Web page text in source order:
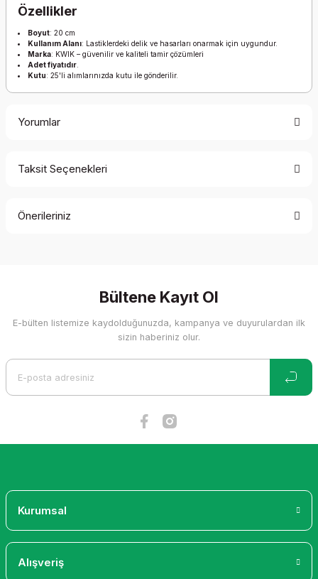
Özellikler
Boyut: 20 cm
Kullanım Alanı: Lastiklerdeki delik ve hasarları onarmak için uygundur.
Marka: KWIK – güvenilir ve kaliteli tamir çözümleri
Adet fiyatıdır
Kutu: 25'li alımlarınızda kutu ile gönderilir.
Yorumlar
Taksit Seçenekleri
Önerileriniz
Görüş ve önerileriniz için teşekkür ederiz.
Ürün resmi kalitesiz, bozuk veya görüntülenemiyor.
Bültene Kayıt Ol
E-bülten listemize kaydolduğunuzda, kampanya ve duyurulardan ilk
sizin haberiniz olur.
Kurumsal
Alışveriş